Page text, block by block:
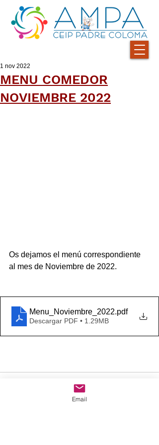
MENU COMEDOR
NOVIEMBRE 2022
1 nov 2022
Os dejamos el menú correspondiente
al mes de Noviembre de 2022.
Menu_Noviembre_2022.pdf
Descargar PDF • 1.29MB
Email